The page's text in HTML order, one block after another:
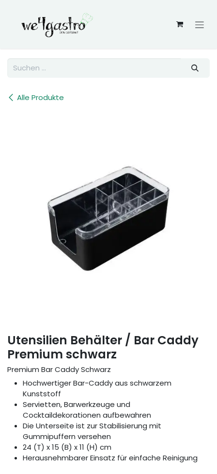
Alle Produkte
Utensilien Behälter / Bar Caddy
Premium schwarz
Premium Bar Caddy Schwarz
Hochwertiger Bar-Caddy aus schwarzem
Kunststoff
Servietten, Barwerkzeuge und
Cocktaildekorationen aufbewahren
Die Unterseite ist zur Stabilisierung mit
Gummipuffern versehen
24 (T) x 15 (B) x 11 (H) cm
Herausnehmbarer Einsatz für einfache Reinigung